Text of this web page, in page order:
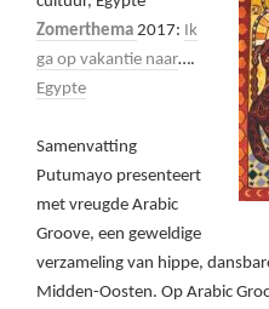
Zomerthema 2017: Ik
ga op vakantie naar….
Egypte
Samenvatting
Putumayo presenteert
met vreugde Arabic
Groove, een geweldige
verzameling van hippe,
Midden-Oosten. Op Arabic